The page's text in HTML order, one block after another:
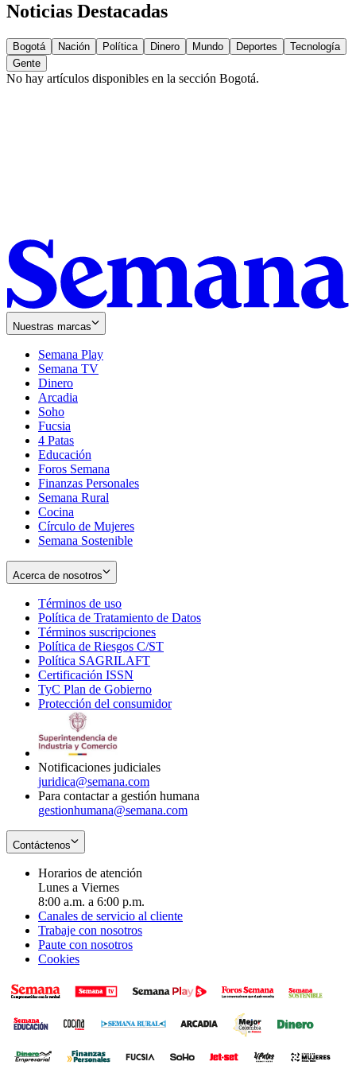
Noticias Destacadas
Bogotá Nación Política Dinero Mundo Deportes
Tecnología
Gente
No hay artículos disponibles en la sección Bogotá.
Nuestras marcas
Semana Play
Semana TV
Dinero
Arcadia
Soho
in
new
window
Fucsia
in
new
window
4 Patas
Educación
Foros Semana
Finanzas Personales
Semana Rural
Cocina
Círculo de Mujeres
Semana Sostenible
Acerca de nosotros
Términos de uso
in
new
window
Política de Tratamiento de Datos
Términos suscripciones
in
Política de Riesgos C/ST
Política SAGRILAFT
new
window
Certificación ISSN
in
new
TyC Plan de Gobierno
in
Protección del consumidorOpens
Notificaciones judiciales
juridica@semana.com
Para contactar a gestión humana
gestionhumana@semana.com
Contáctenos
Horarios de atención
Lunes a Viernes
8:00 a.m. a 6:00 p.m.
Canales de servicio al cliente
Trabaje con nosotros
Paute con nosotros
Cookies